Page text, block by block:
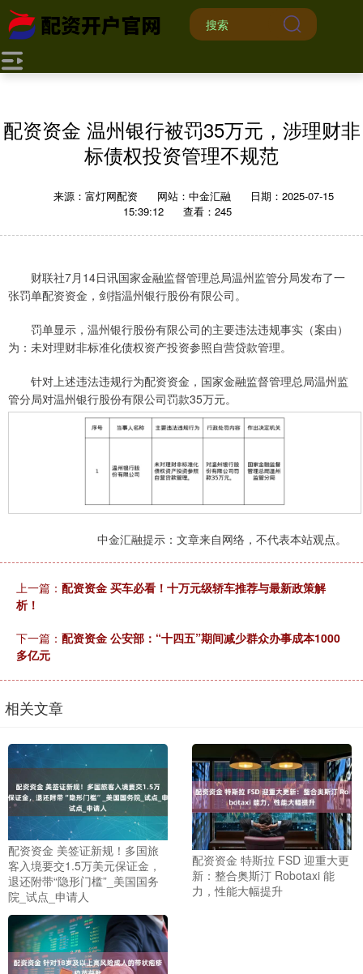
配资资金 温州银行被罚35万元，涉理财非
标债权投资管理不规范
来源：富灯网配资 网站：中金汇融
日期：2025-07-15
15:39:12
查看：245
财联社7月14日讯国家金融监督管理总局温州监管分局发布了一
张罚单配资资金，剑指温州银行股份有限公司。
罚单显示，温州银行股份有限公司的主要违法违规事实（案由）
为：未对理财非标准化债权资产投资参照自营贷款管理。
针对上述违法违规行为配资资金，国家金融监督管理总局温州监
管分局对温州银行股份有限公司罚款35万元。
中金汇融提示：文章来自网络，不代表本站观点。
上一篇： 配资资金 买车必看！十万元级轿车推荐与最新政策解
析！
下一篇： 配资资金 公安部：“十四五”期间减少群众办事成本1000
多亿元
相关文章
配资资金 美签证新规！多国旅
客入境要交1.5万美元保证金，
退还附带“隐形门槛”_美国国务
院_试点_申请人
配资资金 特斯拉 FSD 迎重大更
新：整合奥斯汀 Robotaxi 能
力，性能大幅提升